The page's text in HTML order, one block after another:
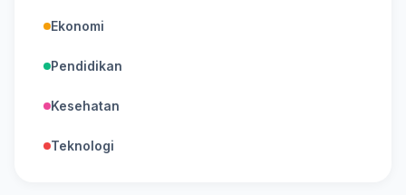
Ekonomi
Pendidikan
Kesehatan
Teknologi